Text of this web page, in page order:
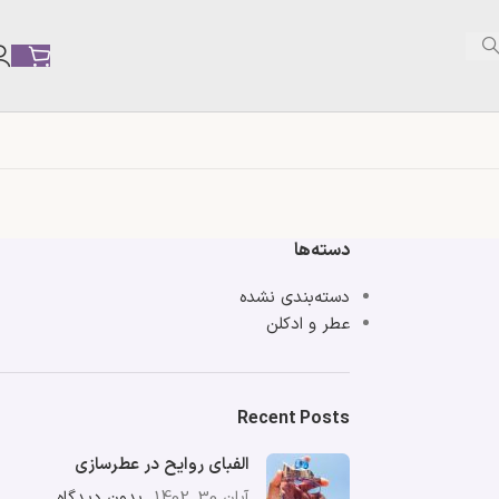
دسته‌ها
دسته‌بندی نشده
عطر و ادکلن
Recent Posts
الفبای روایح در عطرسازی